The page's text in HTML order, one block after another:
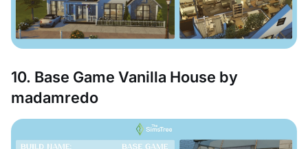
10. Base Game Vanilla House by
madamredo